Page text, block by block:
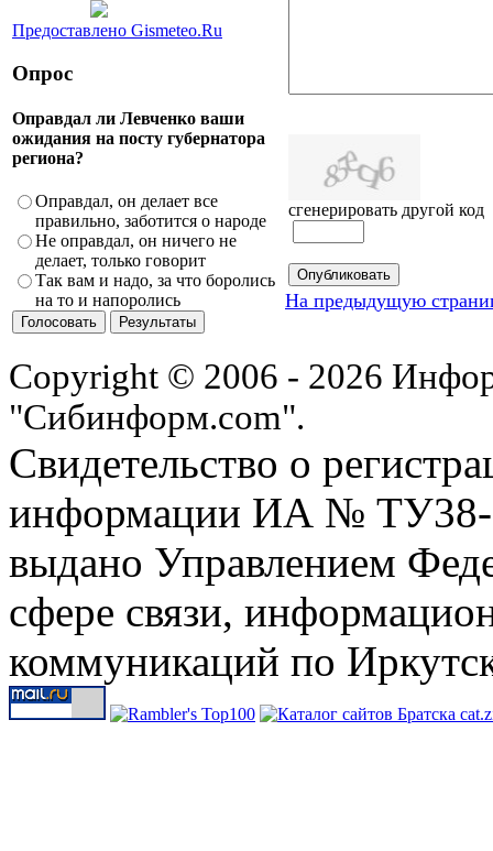
Предоставлено Gismeteo.Ru
Опрос
Оправдал ли Левченко ваши
ожидания на посту губернатора
региона?
Оправдал, он делает все
правильно, заботится о народе
Не оправдал, он ничего не
делает, только говорит
Так вам и надо, за что боролись
на то и напоролись
сгенерировать другой код
На предыдущую
Copyright © 2006 - 2026
"Сибинформ.com".
Свидетельство о
информации ИА № ТУ38-
выдано Управлением
сфере связи,
коммуникаций по